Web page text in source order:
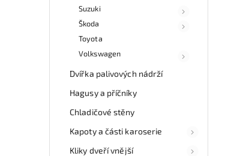
Suzuki
Škoda
Toyota
Volkswagen
Dvířka palivových nádrží
Hagusy a příčníky
Chladičové stěny
Kapoty a části karoserie
Kliky dveří vnější